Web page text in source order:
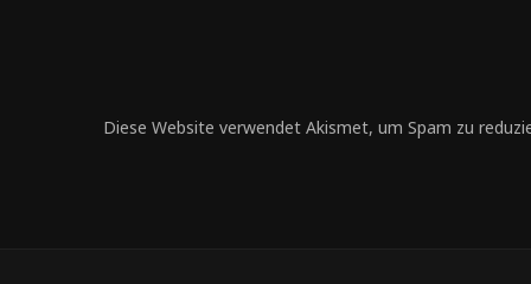
Diese Website verwendet Akismet, um Spam zu